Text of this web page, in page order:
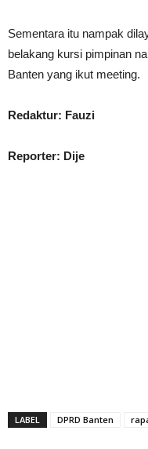
Sementara itu nampak
belakang kursi pimpinan
Banten yang ikut meeting.
Redaktur: Fauzi
Reporter: Dije
LABEL DPRD Banten